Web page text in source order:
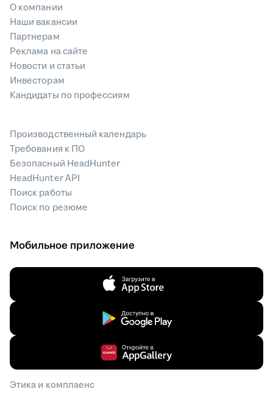
О компании
Наши вакансии
Партнерам
Реклама на сайте
Новости и статьи
Инвесторам
Кандидаты по профессиям
Производственный календарь
Требования к ПО
Безопасный HeadHunter
HeadHunter API
Поиск работы
Поиск по резюме
Мобильное приложение
Этика и комплаенс